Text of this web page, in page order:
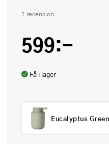
1 recension
599:-
Få i lager
Eucalyptus Green